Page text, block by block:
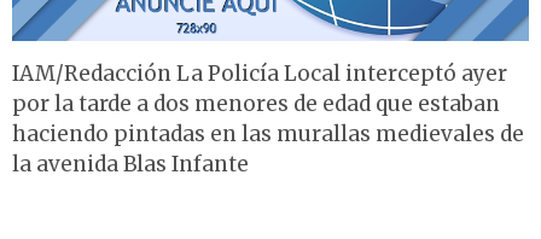
IAM/Redacción La Policía Local interceptó ayer
por la tarde a dos menores de edad que estaban
haciendo pintadas en las murallas medievales de
la avenida Blas Infante